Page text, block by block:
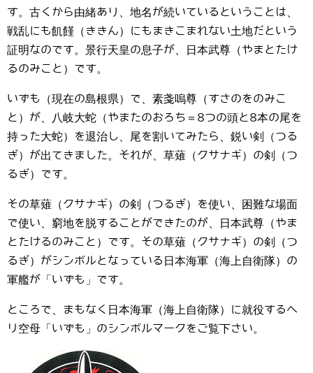
す。古くから由緒あり、地名が続いているということは、
戦乱にも飢饉（ききん）にもまきこまれない土地だという
証明なのです。景行天皇の息子が、日本武尊（やまとたけ
るのみこと）です。
いずも（現在の島根県）で、素戔嗚尊（すさのをのみこ
と）が、八岐大蛇（やまたのおろち＝8つの頭と8本の尾を
持った大蛇）を退治し、尾を割いてみたら、鋭い剣（つる
ぎ）が出てきました。それが、草薙（クサナギ）の剣（つ
るぎ）です。
その草薙（クサナギ）の剣（つるぎ）を使い、困難な場面
で使い、窮地を脱することができたのが、日本武尊（やま
とたけるのみこと）です。その草薙（クサナギ）の剣（つ
るぎ）がシンボルとなっている日本海軍（海上自衛隊）の
軍艦が「いずも」です。
ところで、まもなく日本海軍（海上自衛隊）に就役するヘ
リ空母「いずも」のシンボルマークをご覧下さい。